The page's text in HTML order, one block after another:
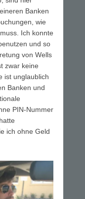
Banken
wie
Ich konnte
und so
von Wells
zwar keine
ist unglaublich
Banken und
PIN-Nummer
ich ohne Geld